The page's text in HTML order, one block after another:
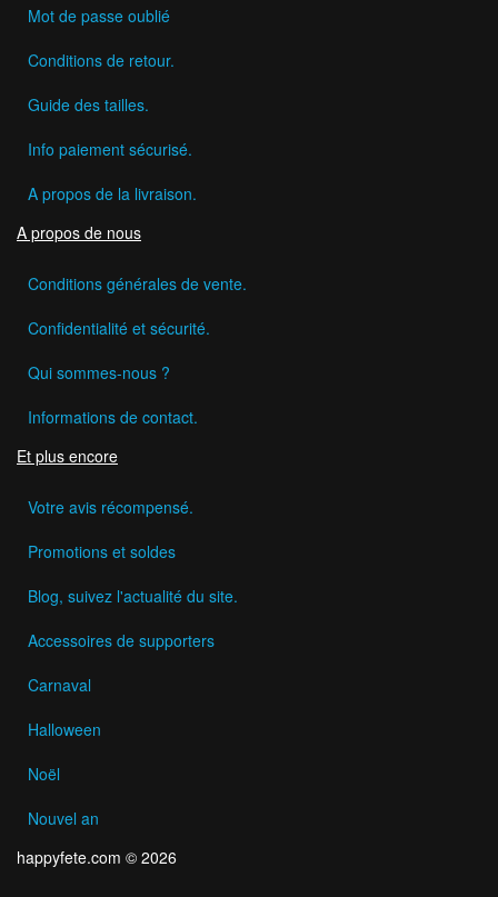
Mot de passe oublié
Conditions de retour.
Guide des tailles.
Info paiement sécurisé.
A propos de la livraison.
A propos de nous
Conditions générales de vente.
Confidentialité et sécurité.
Qui sommes-nous ?
Informations de contact.
Et plus encore
Votre avis récompensé.
Promotions et soldes
Blog, suivez l'actualité du site.
Accessoires de supporters
Carnaval
Halloween
Noël
Nouvel an
happyfete.com © 2026